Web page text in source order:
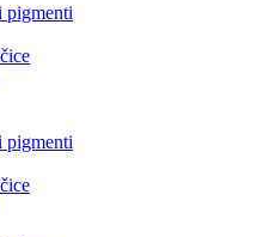
pigmenti
pigmenti